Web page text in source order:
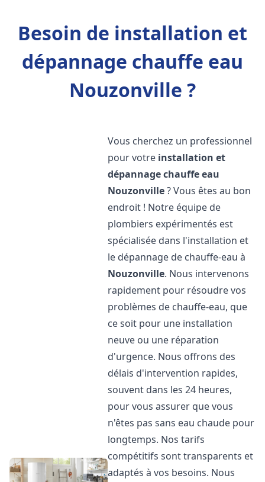
Besoin de installation et
dépannage chauffe eau
Nouzonville ?
Vous cherchez un professionnel
pour votre installation et
dépannage chauffe eau
Nouzonville? Vous êtes au bon
endroit ! Notre équipe de
plombiers expérimentés est
spécialisée dans l'installation et
le dépannage de chauffe-eau à
Nouzonville. Nous intervenons
rapidement pour résoudre vos
problèmes de chauffe-eau, que
ce soit pour une installation
neuve ou une réparation
d'urgence. Nous offrons des
délais d'intervention rapides,
souvent dans les 24 heures,
pour vous assurer que vous
n'êtes pas sans eau chaude pour
longtemps. Nos tarifs
compétitifs sont transparents et
adaptés à vos besoins. Nous